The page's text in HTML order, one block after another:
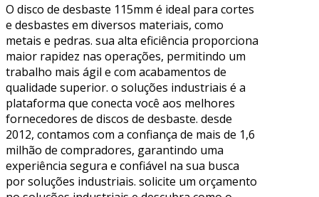
O disco de desbaste 115mm é ideal para cortes
e desbastes em diversos materiais, como
metais e pedras. sua alta eficiência proporciona
maior rapidez nas operações, permitindo um
trabalho mais ágil e com acabamentos de
qualidade superior. o soluções industriais é a
plataforma que conecta você aos melhores
fornecedores de discos de desbaste. desde
2012, contamos com a confiança de mais de 1,6
milhão de compradores, garantindo uma
experiência segura e confiável na sua busca
por soluções industriais. solicite um orçamento